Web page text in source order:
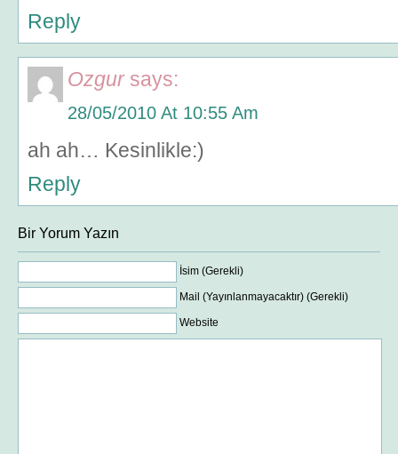
Reply
Ozgur says:
28/05/2010 At 10:55 Am
ah ah… Kesinlikle:)
Reply
Bir Yorum Yazın
İsim (Gerekli)
Mail (Yayınlanmayacaktır) (Gerekli)
Website